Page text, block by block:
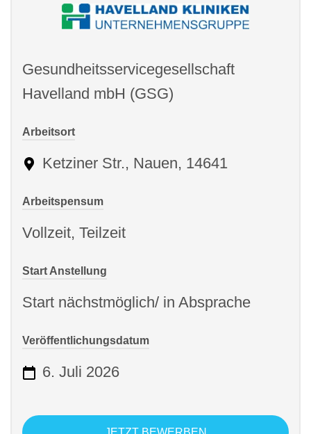
Gesundheitsservicegesellschaft
Havelland mbH (GSG)
Arbeitsort
Ketziner Str., Nauen, 14641
Arbeitspensum
Vollzeit, Teilzeit
Start Anstellung
Start nächstmöglich/ in Absprache
Veröffentlichungsdatum
6. Juli 2026